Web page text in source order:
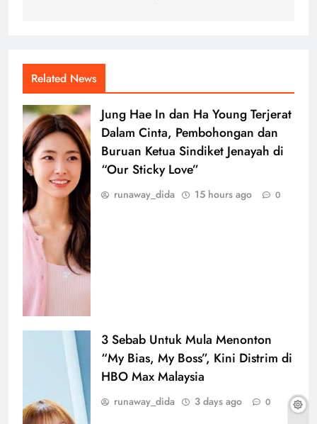
Related News
Jung Hae In dan Ha Young Terjerat
Dalam Cinta, Pembohongan dan
Buruan Ketua Sindiket Jenayah di
“Our Sticky Love”
runaway_dida 15 hours ago 0
3 Sebab Untuk Mula Menonton
“My Bias, My Boss”, Kini Distrim di
HBO Max Malaysia
runaway_dida 3 days ago 0